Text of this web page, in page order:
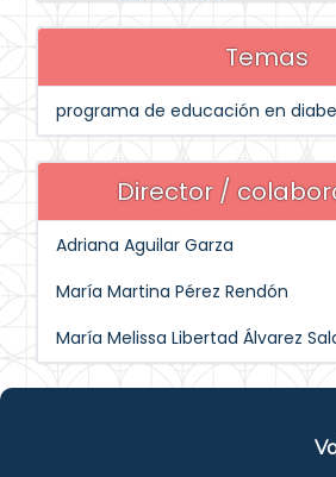
Temas
programa de educación en
Director /
Adriana Aguilar Garza
María Martina Pérez Rendón
María Melissa Libertad Álvarez